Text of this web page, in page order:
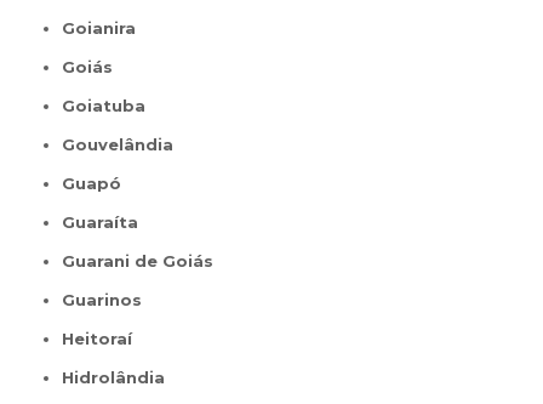
Goianira
Goiás
Goiatuba
Gouvelândia
Guapó
Guaraíta
Guarani de Goiás
Guarinos
Heitoraí
Hidrolândia